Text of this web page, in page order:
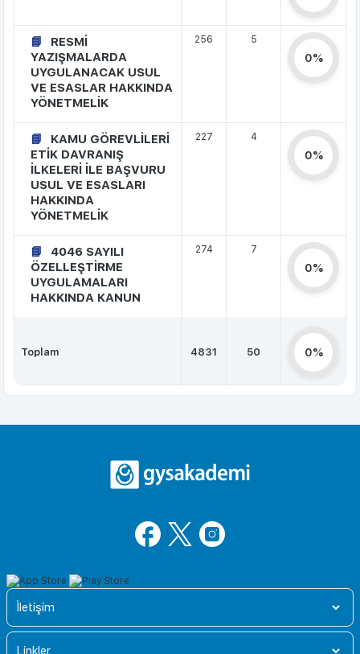
RESMİ
YAZIŞMALARDA
UYGULANACAK USUL
VE ESASLAR HAKKINDA
YÖNETMELİK
256 5
0%
KAMU GÖREVLİLERİ
ETİK DAVRANIŞ
İLKELERİ İLE BAŞVURU
USUL VE ESASLARI
HAKKINDA
YÖNETMELİK
227 4
0%
4046 SAYILI
ÖZELLEŞTİRME
UYGULAMALARI
HAKKINDA KANUN
274 7
0%
Toplam 4831 50 0%
İletişim
Linkler